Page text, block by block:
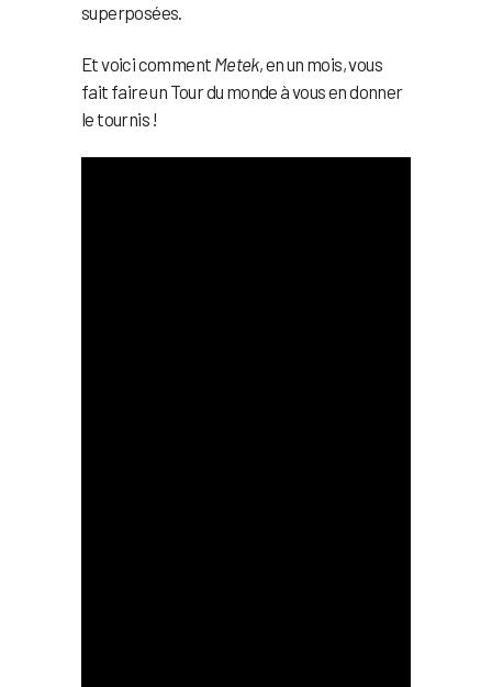
superposées.
Et voici comment Metek, en un mois, vous
fait faire un Tour du monde à vous en donner
le tournis !